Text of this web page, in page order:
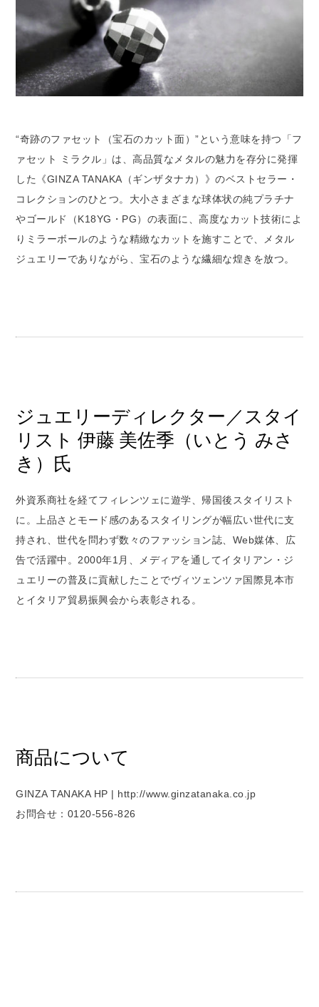
“奇跡のファセット（宝石のカット面）”という意味を持つ「フ
ァセット ミラクル」は、高品質なメタルの魅力を存分に発揮
した《GINZA TANAKA（ギンザタナカ）》のベストセラー・
コレクションのひとつ。大小さまざまな球体状の純プラチナ
やゴールド（K18YG・PG）の表面に、高度なカット技術によ
りミラーボールのような精緻なカットを施すことで、メタル
ジュエリーでありながら、宝石のような繊細な煌きを放つ。
ジュエリーディレクター／スタイ
リスト 伊藤 美佐季（いとう みさ
き）氏
外資系商社を経てフィレンツェに遊学、帰国後スタイリスト
に。上品さとモード感のあるスタイリングが幅広い世代に支
持され、世代を問わず数々のファッション誌、Web媒体、広
告で活躍中。2000年1月、メディアを通してイタリアン・ジ
ュエリーの普及に貢献したことでヴィツェンツァ国際見本市
とイタリア貿易振興会から表彰される。
商品について
GINZA TANAKA HP | http://www.ginzatanaka.co.jp
お問合せ：0120-556-826